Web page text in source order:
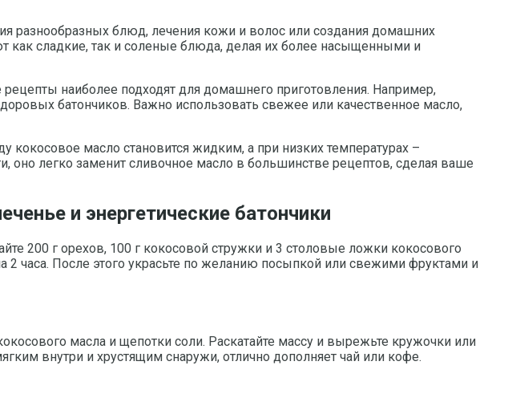
разнообразных блюд, лечения кожи и волос или создания домашних
как сладкие, так и соленые блюда, делая их более насыщенными и
рецепты наиболее подходят для домашнего приготовления. Например,
батончиков. Важно использовать свежее или качественное масло,
кокосовое масло становится жидким, а при низких температурах –
оно легко заменит сливочное масло в большинстве рецептов, сделая ваше
и энергетические батончики
200 г орехов, 100 г кокосовой стружки и 3 столовые ложки кокосового
часа. После этого украсьте по желанию посыпкой или свежими фруктами и
масла и щепотки соли. Раскатайте массу и вырежьте кружочки или
внутри и хрустящим снаружи, отлично дополняет чай или кофе.